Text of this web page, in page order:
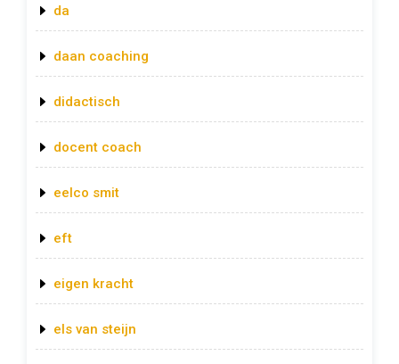
da
daan coaching
didactisch
docent coach
eelco smit
eft
eigen kracht
els van steijn